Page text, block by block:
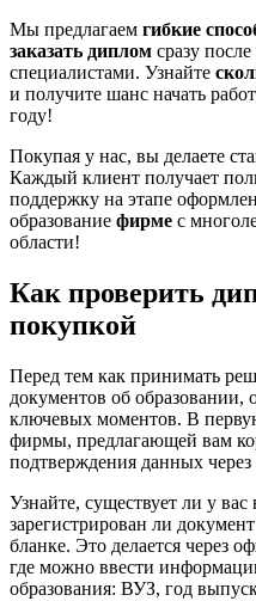
Мы предлагаем гибкие
заказать диплом сразу
специалистами. Узнайте
и получите шанс начать
году!
Покупая у нас, вы делаете
Каждый клиент получает
поддержку на этапе
образование фирме с
области!
Как проверить
покупкой
Перед тем как принимать
документов об образовании,
ключевых моментов. В
фирмы, предлагающей вам
подтверждения данных
Узнайте, существует ли у
зарегистрирован ли
бланке. Это делается через
где можно ввести
образования: ВУЗ, год